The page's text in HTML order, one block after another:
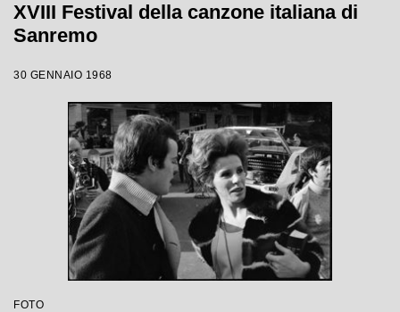
XVIII Festival della canzone italiana di
Sanremo
30 GENNAIO 1968
FOTO